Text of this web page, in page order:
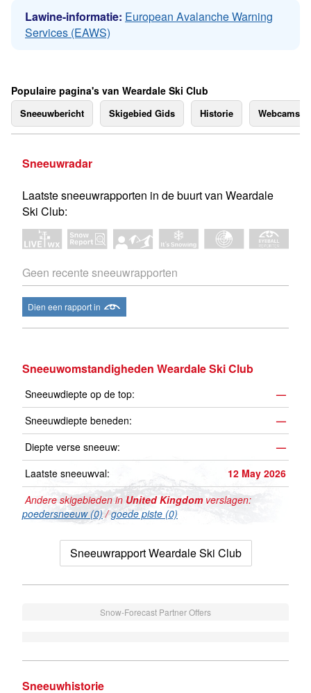
Lawine-informatie: European Avalanche Warning
Services (EAWS)
Populaire pagina's van Weardale Ski Club
Sneeuwbericht Skigebied Gids Historie Webcams
Sneeuwradar
Laatste sneeuwrapporten in de buurt van Weardale
Ski Club:
Geen recente sneeuwrapporten
Dien een rapport in
Sneeuwomstandigheden Weardale Ski Club
Sneeuwdiepte op de top:
—
Sneeuwdiepte beneden:
—
Diepte verse sneeuw:
—
Laatste sneeuwval:
12 May 2026
Andere skigebieden in United Kingdom verslagen:
poedersneeuw (0)/goede piste (0)
Sneeuwrapport Weardale Ski Club
Snow-Forecast Partner Offers
Sneeuwhistorie